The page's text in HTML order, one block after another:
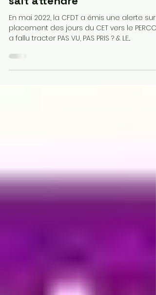
Tout vient à point à qui
sait attendre
placement des jours du CET vers le PERCO.
a fallu tracter PAS VU, PAS PRIS ? & LE...